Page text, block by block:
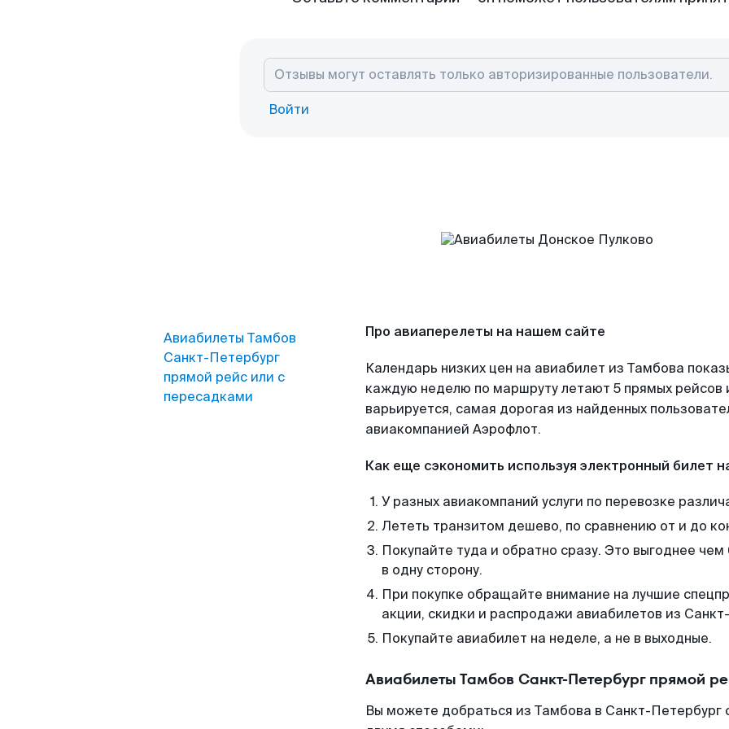
Войти
Авиабилеты Тамбов
Санкт-Петербург
прямой рейс или с
пересадками
Про авиаперелеты на нашем сайте
Календарь низких цен на авиабилет из Тамбова
каждую неделю по маршруту летают 5 прямых рейсов
варьируется, самая дорогая из найденных
авиакомпанией Аэрофлот.
Как еще сэкономить используя электронный билет
У разных авиакомпаний услуги по перевозке
Лететь транзитом дешево, по сравнению от и до
Покупайте туда и обратно сразу. Это выгоднее
в одну сторону.
При покупке обращайте внимание на лучшие
акции, скидки и распродажи авиабилетов из
Покупайте авиабилет на неделе, а не в выходные.
Авиабилеты Тамбов Санкт-Петербург прямой
Вы можете добраться из Тамбова в Санкт-Петербург